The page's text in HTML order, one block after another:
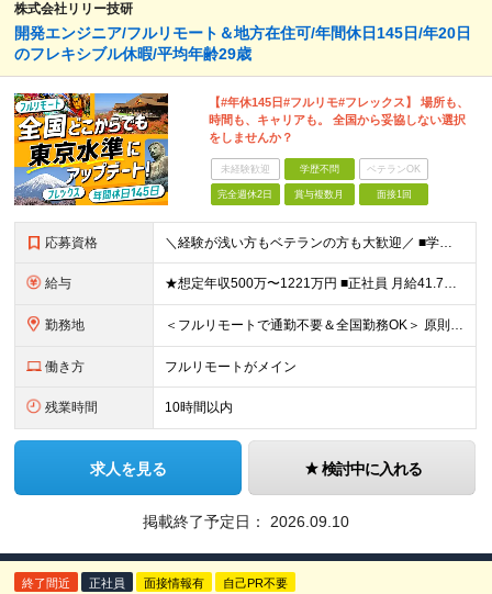
株式会社リリー技研
開発エンジニア/フルリモート＆地方在住可/年間休日145日/年20日
のフレキシブル休暇/平均年齢29歳
【#年休145日#フルリモ#フレックス】 場所も、
時間も、キャリアも。 全国から妥協しない選択
をしませんか？
未経験歓迎 学歴不問 ベテランOK
完全週休2日 賞与複数月 面接1回
応募資格 ＼経験が浅い方もベテランの方も大歓迎／ ■学歴不問 ■業務未経験OK（プログラミング経験必須） ☆独学でITについて学んだ方や趣味でプログラミングをしている方歓迎！ ☆なにかしらの開発経験1～3年以上
給与 ★想定年収500万〜1221万円 ■正社員 月給41.7万〜101.7万円 ★想定年収375万〜977万円 ■契約社員 月給31.3万〜81.4万円 ※給与は経験・スキルを考慮の上、決定します。
勤務地 ＜フルリモートで通勤不要＆全国勤務OK＞ 原則フルリモート勤務となりますので、全国からのご応募をお待ちしています。 (変更の範囲)上記を除く当社関連勤務地
働き方 フルリモートがメイン
残業時間 10時間以内
求人を見る 検討中に入れる
掲載終了予定日： 2026.09.10
終了間近 正社員 面接情報有 自己PR不要